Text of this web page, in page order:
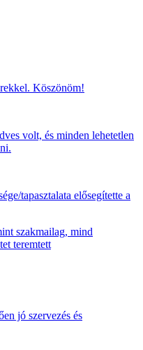
Köszönöm!
volt, és minden lehetetlen
tapasztalata elősegítette a
szakmailag, mind
teremtett
jó szervezés és